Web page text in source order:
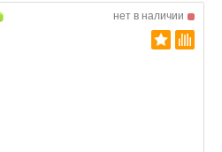
нет в наличии